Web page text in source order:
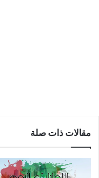
مقالات ذات صلة